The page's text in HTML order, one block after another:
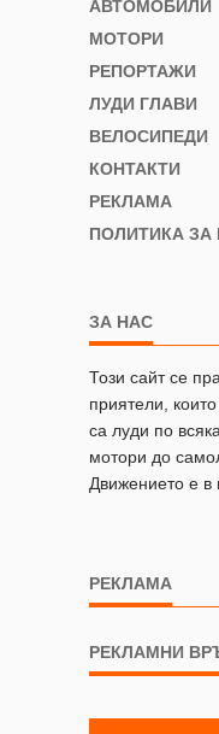
АВТОМОБИЛИ
МОТОРИ
РЕПОРТАЖИ
ЛУДИ ГЛАВИ
ВЕЛОСИПЕДИ
КОНТАКТИ
РЕКЛАМА
ПОЛИТИКА ЗА
ЗА НАС
Този сайт се
приятели,
са луди по
мотори до
Движението е в
РЕКЛАМА
РЕКЛАМНИ